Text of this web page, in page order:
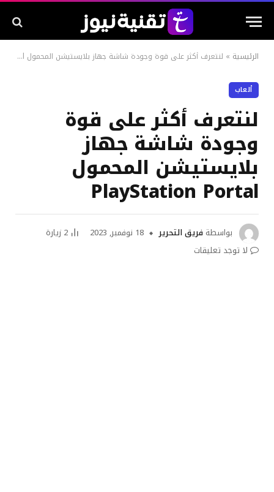
الرئيسية » لنتعرف أكثر على قوة وجودة شاشة جهاز بلايستيشن المحمول PlayStation Portal
ألعاب
لنتعرف أكثر على قوة
وجودة شاشة جهاز
بلايستيشن المحمول
PlayStation Portal
بواسطة فريق التحرير 18 نوفمبر, 2023 2 زيارة
لا توجد تعليقات